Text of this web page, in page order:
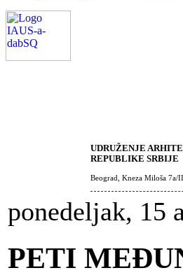
UDRUŽENJE
REPUBLIKE SRBIJE
Beograd, Kneza Miloša
ponedeljak, 15
PETI